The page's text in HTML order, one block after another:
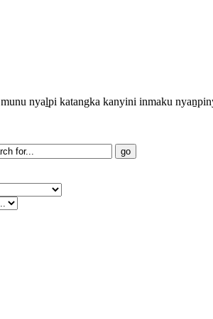
munu nyaḻpi katangka kanyini inmaku